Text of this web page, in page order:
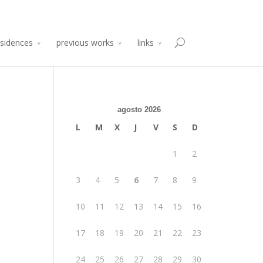
previous works links
agosto 2026
L M X J V S D
1 2
3 4 5 6 7 8 9
10 11 12 13 14 15 16
17 18 19 20 21 22 23
24 25 26 27 28 29 30